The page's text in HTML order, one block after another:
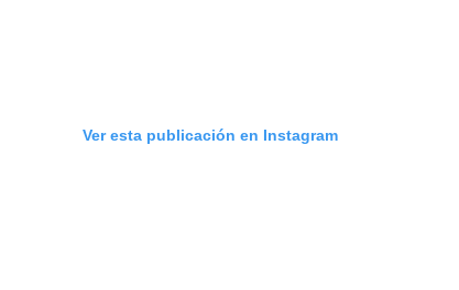
Ver esta publicación en Instagram